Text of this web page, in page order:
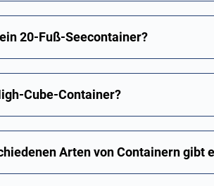
20-Fuß-Seecontainer?
Cube-Container?
Arten von Containern gibt